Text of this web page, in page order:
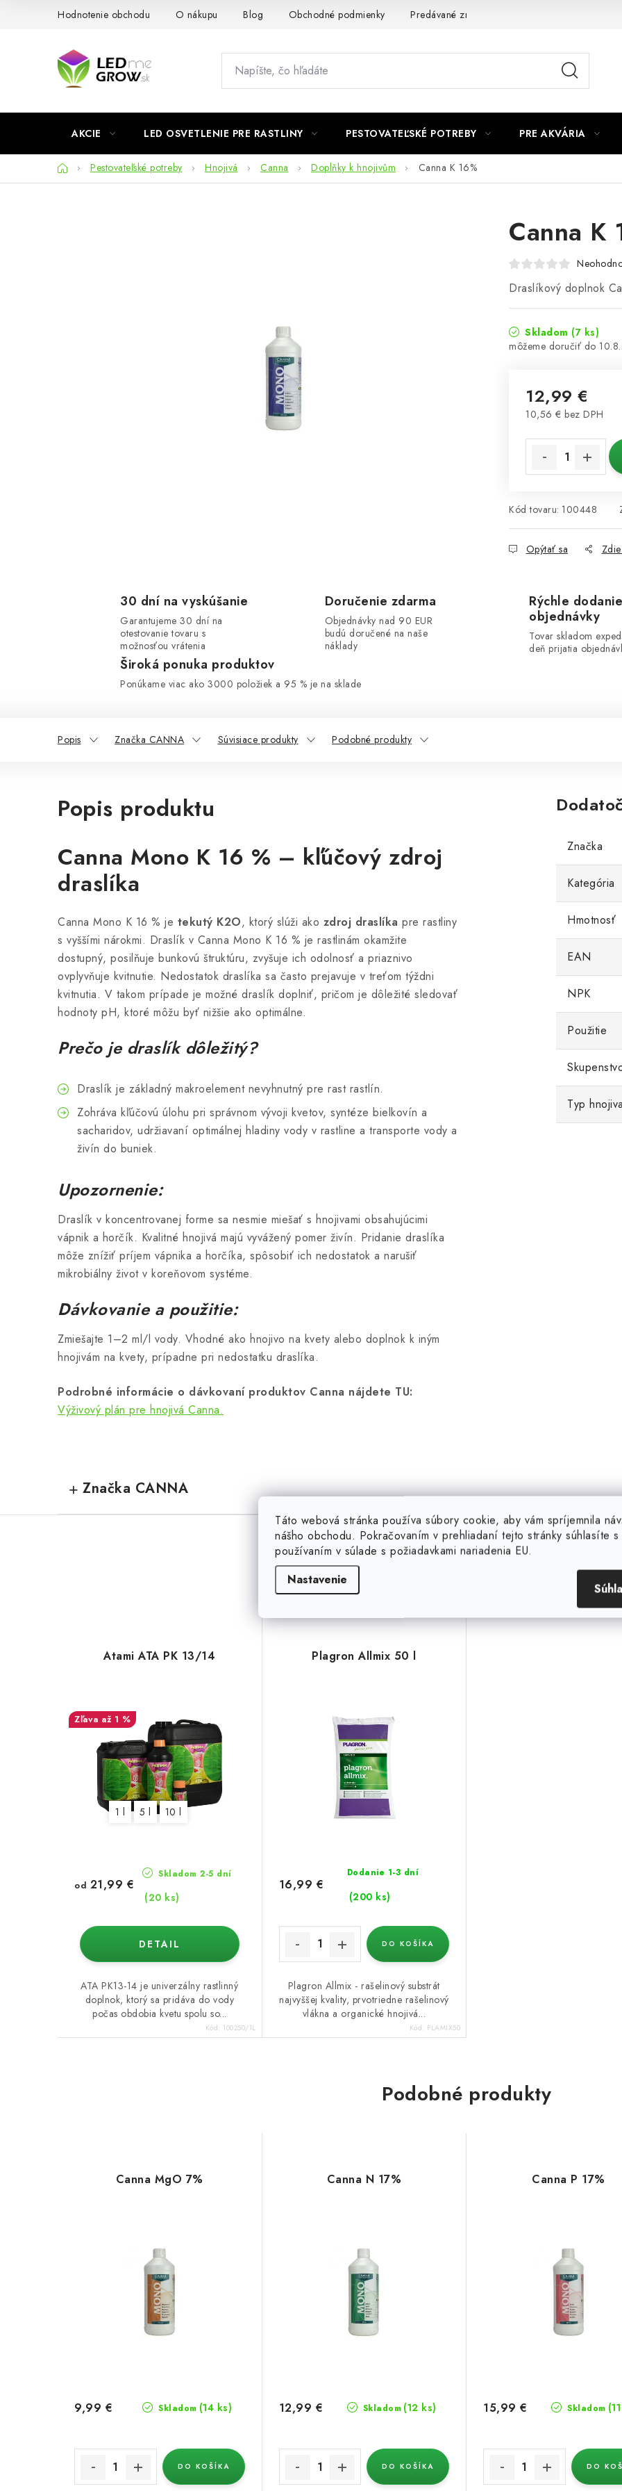
Táto webová stránka používa súbory cookie, aby vám spríjemnila
nášho obchodu. Pokračovaním v prehliadaní tejto stránky súhlasíte
používaním v súlade s požiadavkami nariadenia EU.
Nastavenie
Hodnotenie obchodu O nákupu Blog Obchodné podmienky Predávané značky
AKCIE LED OSVETLENIE PRE RASTLINY PESTOVATEĽSKÉ POTREBY PRE AKVÁRIA
DomovPestovateľské potreby Hnojivá Canna Doplňky k hnojivům Canna K 16%
Canna K
Draslíkový doplnok
Skladom (7 ks)
12,99 €
10,56 € bez DPH
Kód tovaru: 100448
Opýtať sa
30 dní na vyskúšanie
Garantujeme 30 dní na
otestovanie tovaru s
možnosťou vrátenia
Doručenie zdarma
Objednávky nad 90 EUR
budú doručené na naše
náklady
Rýchle dodanie
objednávky
Tovar skladom
deň prijatia
Široká ponuka produktov
Ponúkame viac ako 3000 položiek a 95 % je na sklade
Popis Značka CANNA Súvisiace produkty Podobné produkty
Popis produktu
Canna Mono K 16 % – kľúčový zdroj
draslíka
Canna Mono K 16 % je tekutý K2O, ktorý slúži ako zdroj draslíka pre rastliny
s vyššími nárokmi. Draslík v Canna Mono K 16 % je rastlinám okamžite
dostupný, posilňuje bunkovú štruktúru, zvyšuje ich odolnosť a priaznivo
ovplyvňuje kvitnutie. Nedostatok draslíka sa často prejavuje v treťom týždni
kvitnutia. V takom prípade je možné draslík doplniť, pričom je dôležité sledovať
hodnoty pH, ktoré môžu byť nižšie ako optimálne.
Prečo je draslík dôležitý?
Draslík je základný makroelement nevyhnutný pre rast rastlín.
Zohráva kľúčovú úlohu pri správnom vývoji kvetov, syntéze bielkovín a
sacharidov, udržiavaní optimálnej hladiny vody v rastline a transporte vody a
živín do buniek.
Upozornenie:
Draslík v koncentrovanej forme sa nesmie miešať s hnojivami obsahujúcimi
vápnik a horčík. Kvalitné hnojivá majú vyvážený pomer živín. Pridanie draslíka
môže znížiť príjem vápnika a horčíka, spôsobiť ich nedostatok a narušiť
mikrobiálny život v koreňovom systéme.
Dávkovanie a použitie:
Zmiešajte 1–2 ml/l vody. Vhodné ako hnojivo na kvety alebo doplnok k iným
hnojivám na kvety, prípadne pri nedostatku draslíka.
Podrobné informácie o dávkovaní produktov Canna nájdete TU:
Výživový plán pre hnojivá Canna.
Značka
Kategória
Hmotnosť
EAN
NPK
Použitie
Typ
Značka CANNA
Atami ATA PK 13/14
až 1 %
1 l 5 l 10 l
Skladom 2-5 dní
(20 ks)
od 21,99 €
DETAIL
ATA PK13-14 je univerzálny rastlinný
doplnok, ktorý sa pridáva do vody
počas obdobia kvetu spolu so...
Kód: 100250/1L
Plagron Allmix 50 l
Dodanie 1-3 dní
(200 ks)
16,99 €
DO KOŠÍKA
Plagron Allmix - rašelinový substrát
najvyššej kvality, prvotriedne rašelinový
vlákna a organické hnojivá...
Kód: PLAMIX50
Podobné produkty
Canna MgO 7%
Skladom (14 ks)
9,99 €
DO KOŠÍKA
Canna N 17%
Skladom (12 ks)
12,99 €
DO KOŠÍKA
Canna P 17%
Skladom
15,99 €
DO